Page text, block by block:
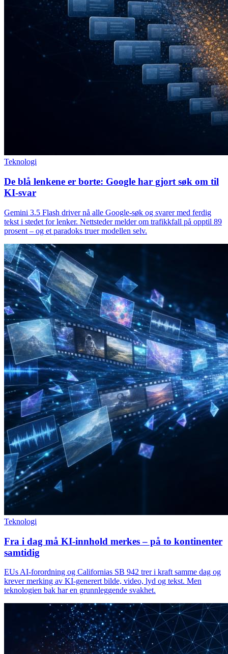
Teknologi
De blå lenkene er borte: Google har gjort søk om til
KI-svar
Gemini 3.5 Flash driver nå alle Google-søk og svarer med ferdig
tekst i stedet for lenker. Nettsteder melder om trafikkfall på opptil 89
prosent – og et paradoks truer modellen selv.
Teknologi
Fra i dag må KI-innhold merkes – på to kontinenter
samtidig
EUs AI-forordning og Californias SB 942 trer i kraft samme dag og
krever merking av KI-generert bilde, video, lyd og tekst. Men
teknologien bak har en grunnleggende svakhet.